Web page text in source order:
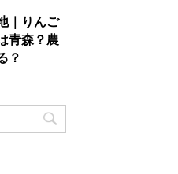
｜りんご
青森？農
？